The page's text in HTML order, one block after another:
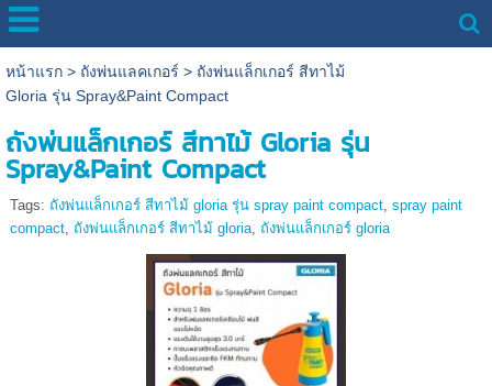
หน้าแรก> ถังพ่นแลคเกอร์ > ถังพ่นแล็กเกอร์ สีทาไม้
Gloria รุ่น Spray&Paint Compact
ถังพ่นแล็กเกอร์ สีทาไม้ Gloria รุ่น
Spray&Paint Compact
Tags: ถังพ่นแล็กเกอร์ สีทาไม้ gloria รุ่น spray paint compact, spray paint
compact, ถังพ่นแล็กเกอร์ สีทาไม้ gloria, ถังพ่นแล็กเกอร์ gloria